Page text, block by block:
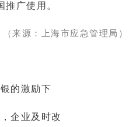
推广使用。
（来源：上海市应急管理局）
的激励下
企业及时改